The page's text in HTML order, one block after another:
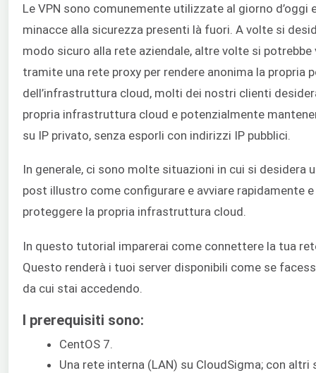
Le VPN sono comunemente utilizzate al giorno d’oggi
minacce alla sicurezza presenti là fuori. A volte si
modo sicuro alla rete aziendale, altre volte si
tramite una rete proxy per rendere anonima la propria
dell’infrastruttura cloud, molti dei nostri clienti
propria infrastruttura cloud e potenzialmente
su IP privato, senza esporli con indirizzi IP pubblici.
In generale, ci sono molte situazioni in cui si desidera
post illustro come configurare e avviare rapidamente
proteggere la propria infrastruttura cloud.
In questo tutorial imparerai come connettere la tua
Questo renderà i tuoi server disponibili come se
da cui stai accedendo.
I prerequisiti sono:
CentOS 7.
Una rete interna (LAN) su CloudSigma; con altri